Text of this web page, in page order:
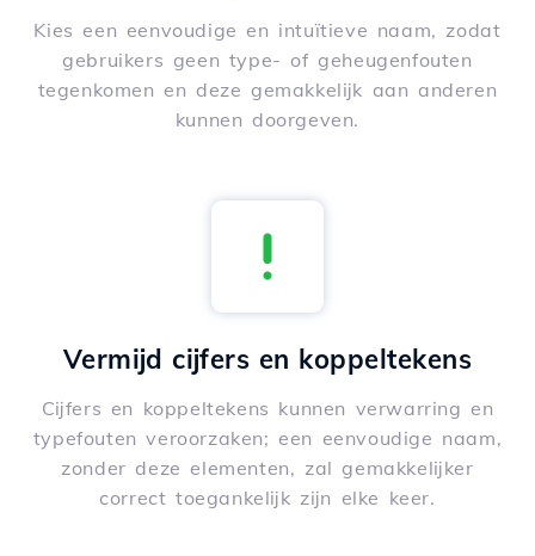
Kies een eenvoudige en intuïtieve naam, zodat
gebruikers geen type- of geheugenfouten
tegenkomen en deze gemakkelijk aan anderen
kunnen doorgeven.
Vermijd cijfers en koppeltekens
Cijfers en koppeltekens kunnen verwarring en
typefouten veroorzaken; een eenvoudige naam,
zonder deze elementen, zal gemakkelijker
correct toegankelijk zijn elke keer.